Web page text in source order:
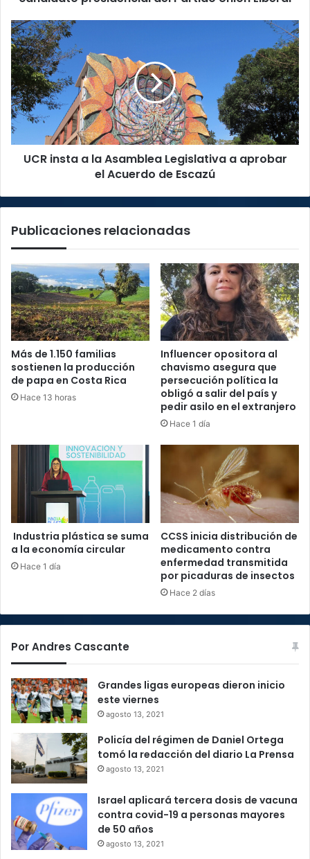
UCR
insta
a
la
Asamblea
Legislativa
a
aprobar
el
Acuerdo
UCR insta a la Asamblea Legislativa a aprobar
el Acuerdo de Escazú
Publicaciones relacionadas
Más de 1.150 familias
sostienen la producción
de papa en Costa Rica
Hace 13 horas
Influencer opositora al
chavismo asegura que
persecución política la
obligó a salir del país y
pedir asilo en el extranjero
Hace 1 día
Industria plástica se suma
a la economía circular
Hace 1 día
CCSS inicia distribución de
medicamento contra
enfermedad transmitida
por picaduras de insectos
Hace 2 días
Por Andres Cascante
Grandes ligas europeas dieron inicio
este viernes
agosto 13, 2021
Policía del régimen de Daniel Ortega
tomó la redacción del diario La Prensa
agosto 13, 2021
Israel aplicará tercera dosis de vacuna
contra covid-19 a personas mayores
de 50 años
agosto 13, 2021